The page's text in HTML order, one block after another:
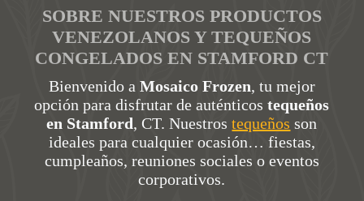
SOBRE NUESTROS PRODUCTOS
VENEZOLANOS Y TEQUEÑOS
CONGELADOS EN STAMFORD CT
Bienvenido a Mosaico Frozen, tu mejor
opción para disfrutar de auténticostequeños
en Stamford, CT. Nuestrostequeños son
ideales para cualquier ocasión… fiestas,
cumpleaños, reuniones sociales o eventos
corporativos.